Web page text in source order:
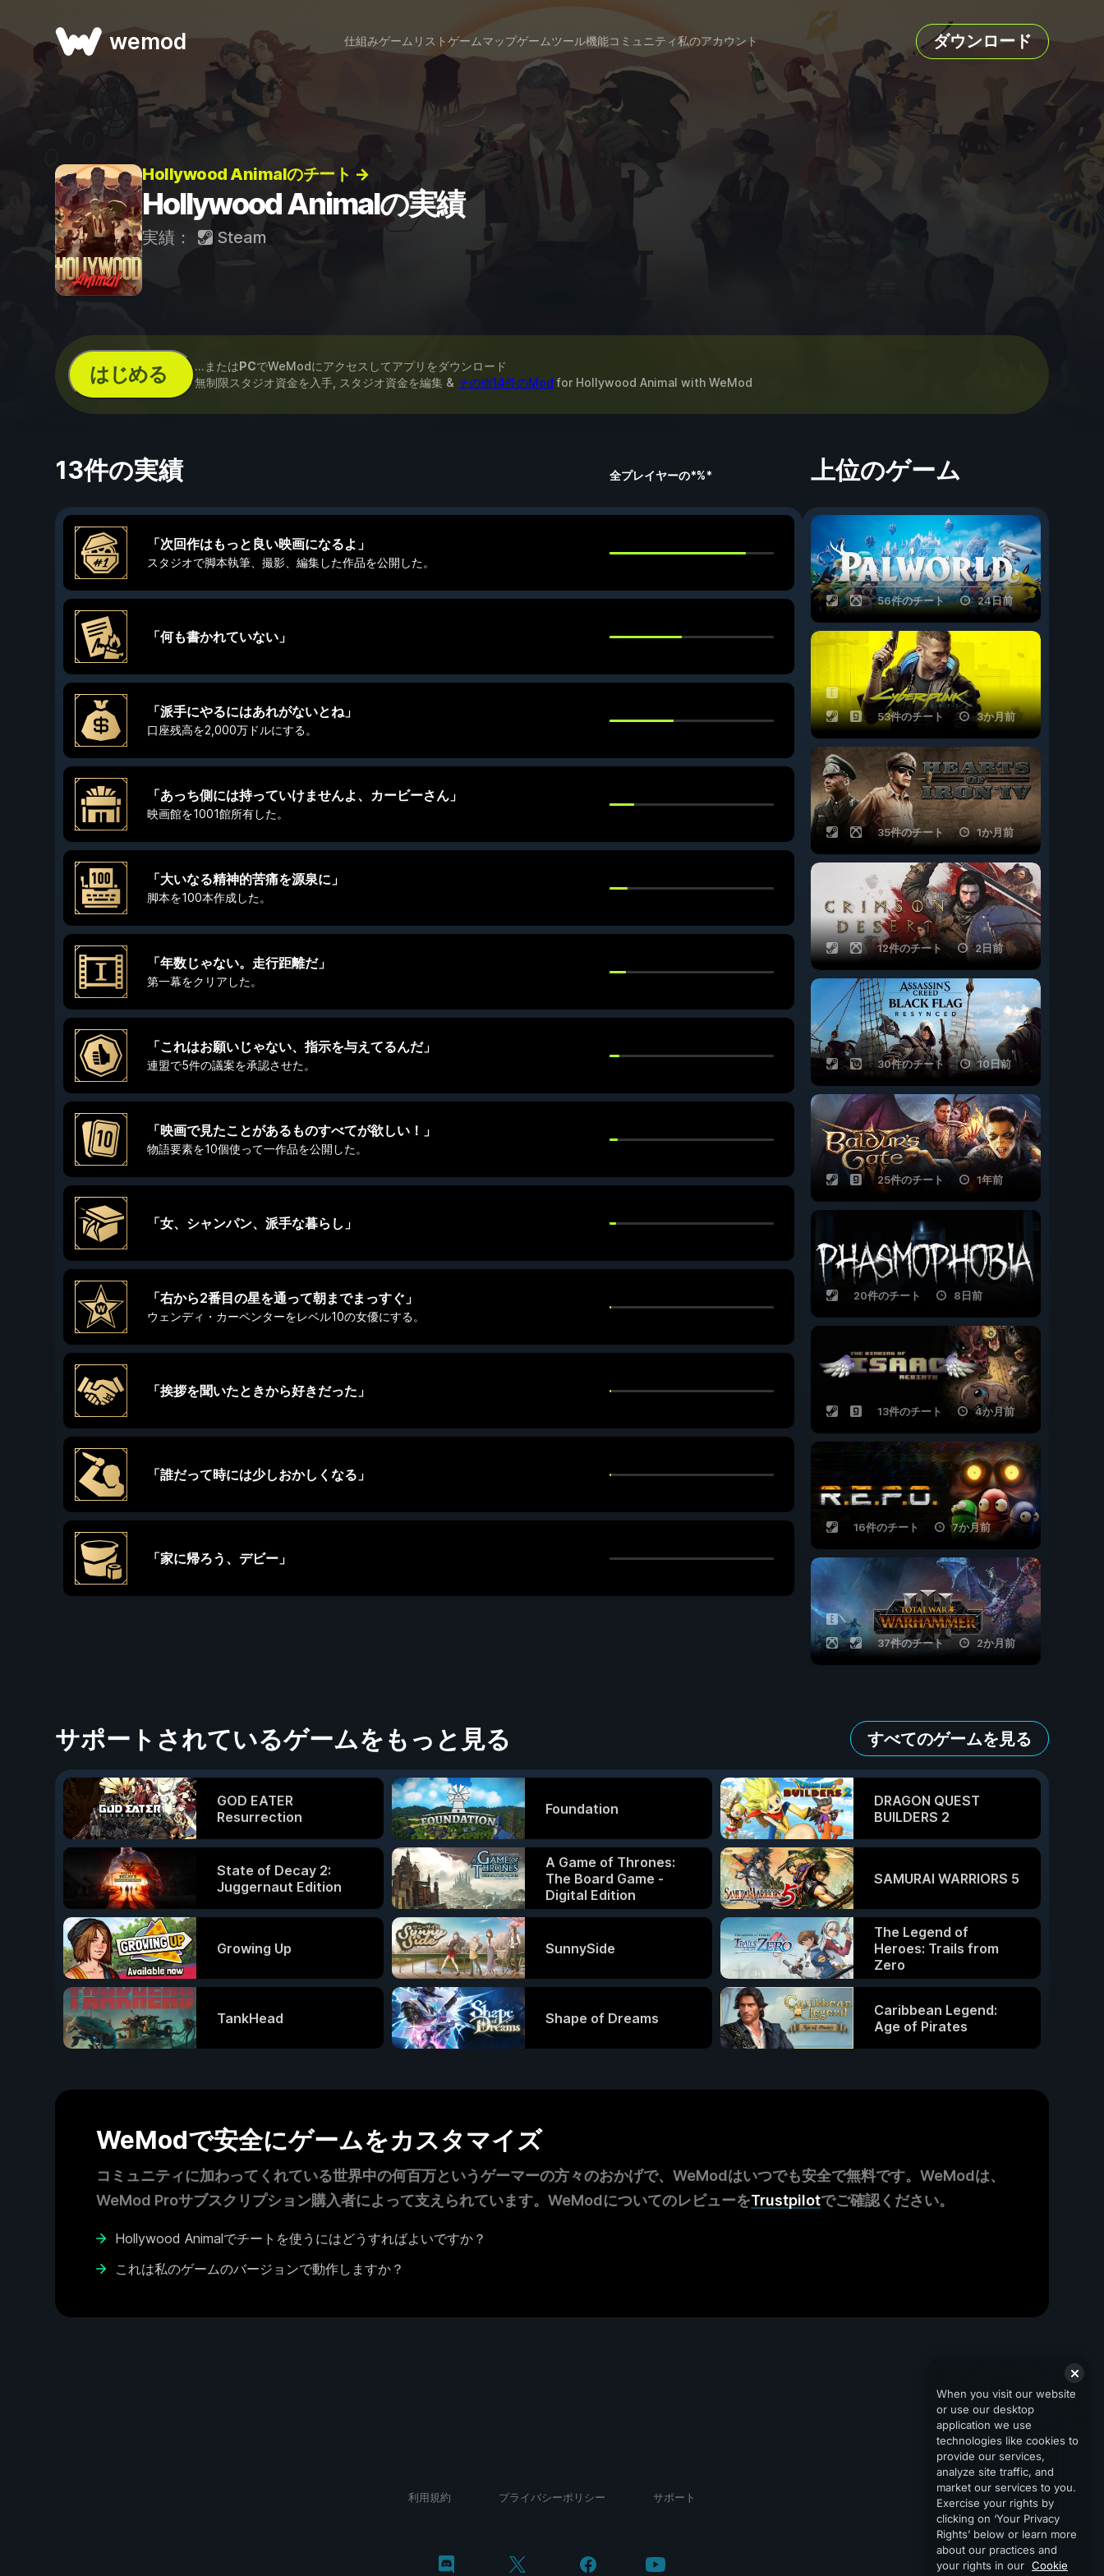
wemod 仕組みゲームリストゲームマップゲームツール機能コミュニティ私のアカウント ダウンロード
Hollywood Animalのチート →
Hollywood Animalの実績
実績： Steam
はじめる ...またはPCでWeModにアクセスしてアプリをダウンロード
無制限スタジオ資金を入手, スタジオ資金を編集 & その他14件のMod for Hollywood Animal with WeMod
13件の実績 全プレイヤーの*%*
「次回作はもっと良い映画になるよ」
スタジオで脚本執筆、撮影、編集した作品を公開した。
「何も書かれていない」
「派手にやるにはあれがないとね」
口座残高を2,000万ドルにする。
「あっち側には持っていけませんよ、カービーさん」
映画館を1001館所有した。
「大いなる精神的苦痛を源泉に」
脚本を100本作成した。
「年数じゃない。走行距離だ」
第一幕をクリアした。
「これはお願いじゃない、指示を与えてるんだ」
連盟で5件の議案を承認させた。
「映画で見たことがあるものすべてが欲しい！」
物語要素を10個使って一作品を公開した。
「女、シャンパン、派手な暮らし」
「右から2番目の星を通って朝までまっすぐ」
ウェンディ・カーペンターをレベル10の女優にする。
「挨拶を聞いたときから好きだった」
「誰だって時には少しおかしくなる」
「家に帰ろう、デビー」
上位のゲーム
56件のチート 24日前
53件のチート 3か月前
35件のチート 1か月前
12件のチート 2日前
30件のチート 10日前
25件のチート 1年前
20件のチート 8日前
13件のチート 4か月前
16件のチート 7か月前
37件のチート 2か月前
サポートされているゲームをもっと見る すべてのゲームを見る
GOD EATER
Resurrection
Foundation
DRAGON QUEST
BUILDERS 2
State of Decay 2:
Juggernaut Edition
A Game of Thrones:
The Board Game -
Digital Edition
SAMURAI WARRIORS 5
Growing Up SunnySide
The Legend of
Heroes: Trails from
Zero
TankHead Shape of Dreams
Caribbean Legend:
Age of Pirates
WeModで安全にゲームをカスタマイズ
コミュニティに加わってくれている世界中の何百万というゲーマーの方々のおかげで、WeModはいつでも安全で無料です。WeModは、
WeMod Proサブスクリプション購入者によって支えられています。WeModについてのレビューをTrustpilotでご確認ください。
Hollywood Animalでチートを使うにはどうすればよいですか？
これは私のゲームのバージョンで動作しますか？
利用規約 プライバシーポリシー サポート
When you visit our website
or use our desktop
application we use
technologies like cookies to
provide our services,
analyze site traffic, and
market our services to you.
Exercise your rights by
clicking on ‘Your Privacy
Rights’ below or learn more
about our practices and
your rights in our Cookie